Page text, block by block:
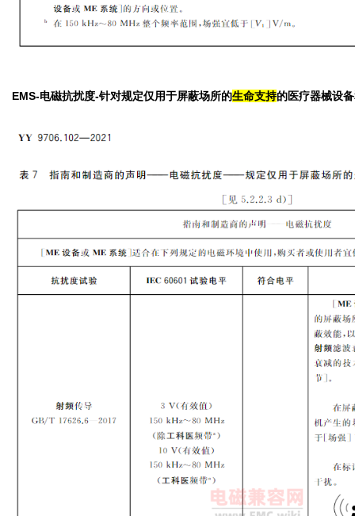
EMS-电磁抗扰度-针对规定仅用于屏蔽场所的生命支持的医疗器械设